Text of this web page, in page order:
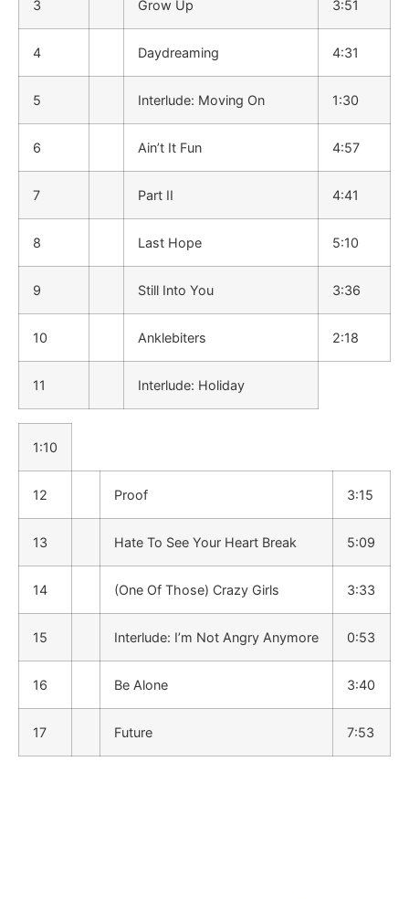
3 Grow Up 3:51
4 Daydreaming 4:31
5 Interlude: Moving On 1:30
6 Ain’t It Fun 4:57
7 Part II 4:41
8 Last Hope 5:10
9 Still Into You 3:36
10 Anklebiters 2:18
11 Interlude: Holiday
1:10
12 Proof 3:15
13 Hate To See Your Heart Break 5:09
14 (One Of Those) Crazy Girls 3:33
15 Interlude: I’m Not Angry Anymore 0:53
16 Be Alone 3:40
17 Future 7:53